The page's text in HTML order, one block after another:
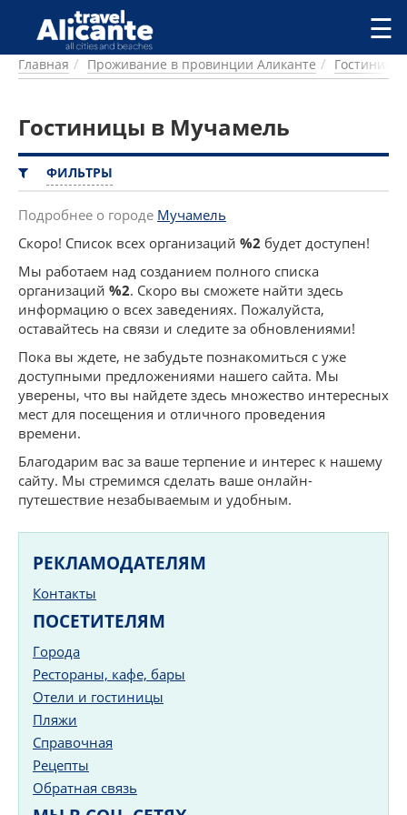
Перейти к основному содержанию
ГОРОДА
ПИТАНИЕ
ПРОЖИВАНИЕ
ПЛЯЖИ
ДОСТОПРИМЕЧАТЕЛЬНОСТИ
КЕМПИНГ
КОМАРКИ (РАЙОНЫ)
РЕЦЕПТЫ
ПРЕДЛОЖЕНИЯ
СТАТЬИ
УСЛУГИ
☰
Главная Проживание в провинции Аликанте Гостиницы
Гостиницы в Мучамель
ФИЛЬТРЫ
Подробнее о городе Мучамель
Скоро! Список всех организаций %2 будет доступен!
Мы работаем над созданием полного списка
организаций %2. Скоро вы сможете найти здесь
информацию о всех заведениях. Пожалуйста,
оставайтесь на связи и следите за обновлениями!
Пока вы ждете, не забудьте познакомиться с уже
доступными предложениями нашего сайта. Мы
уверены, что вы найдете здесь множество интересных
мест для посещения и отличного проведения
времени.
Благодарим вас за ваше терпение и интерес к нашему
сайту. Мы стремимся сделать ваше онлайн-
путешествие незабываемым и удобным.
РЕКЛАМОДАТЕЛЯМ
Контакты
ПОСЕТИТЕЛЯМ
Города
Рестораны, кафе, бары
Отели и гостиницы
Пляжи
Справочная
Рецепты
Обратная связь